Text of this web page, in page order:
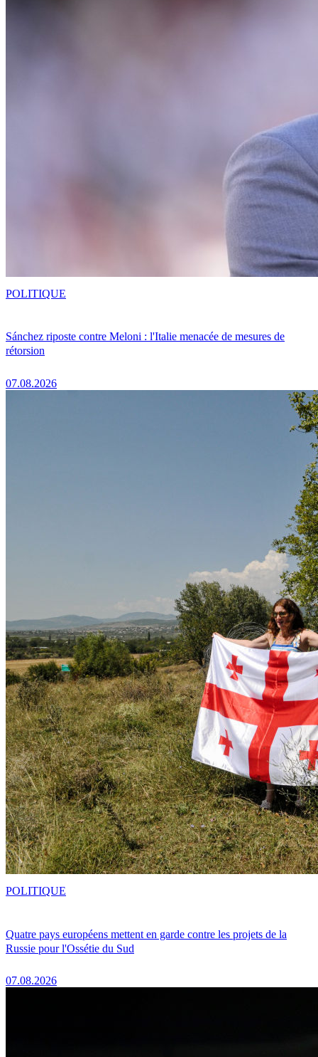
Sánchez riposte contre Meloni : l'Italie menacée de mesures de
rétorsion
07.08.2026
POLITIQUE
Quatre pays européens mettent en garde contre les projets de la
Russie pour l'Ossétie du Sud
07.08.2026
POLITIQUE